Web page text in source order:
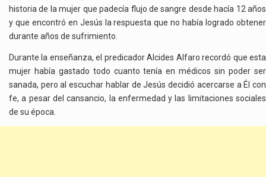
historia de la mujer que padecía flujo de sangre desde hacía 12 años
y que encontró en Jesús la respuesta que no había logrado obtener
durante años de sufrimiento.
Durante la enseñanza, el predicador Alcides Alfaro recordó que esta
mujer había gastado todo cuanto tenía en médicos sin poder ser
sanada, pero al escuchar hablar de Jesús decidió acercarse a Él con
fe, a pesar del cansancio, la enfermedad y las limitaciones sociales
de su época.